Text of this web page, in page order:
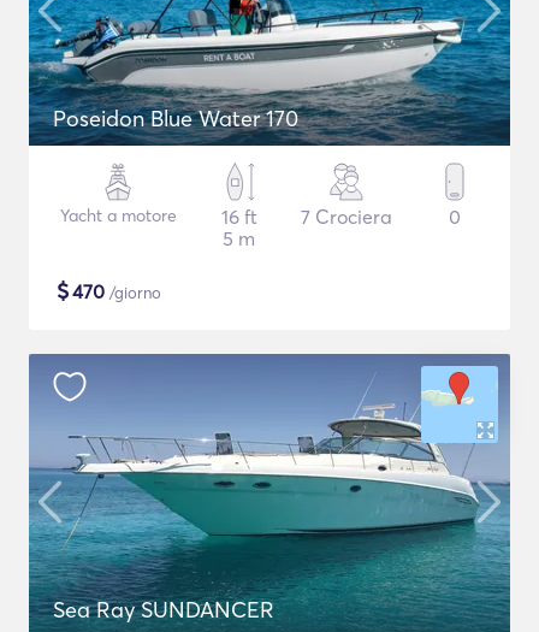
Poseidon Blue Water 170
Yacht a motore
16 ft
5 m
7 Crociera 0
$470 /giorno
Sea Ray SUNDANCER